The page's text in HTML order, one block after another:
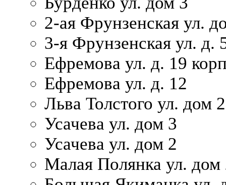
2-ая Фрунзенская ул.
3-я Фрунзенская ул. д.
Ефремова ул. д. 19
Ефремова ул. д. 12
Льва Толстого ул. дом
Усачева ул. дом 3
Усачева ул. дом 2
Малая Полянка ул. дом